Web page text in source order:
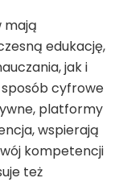
mają
edukację,
jak i
sposób cyfrowe
platformy
wspierają
kompetencji
też